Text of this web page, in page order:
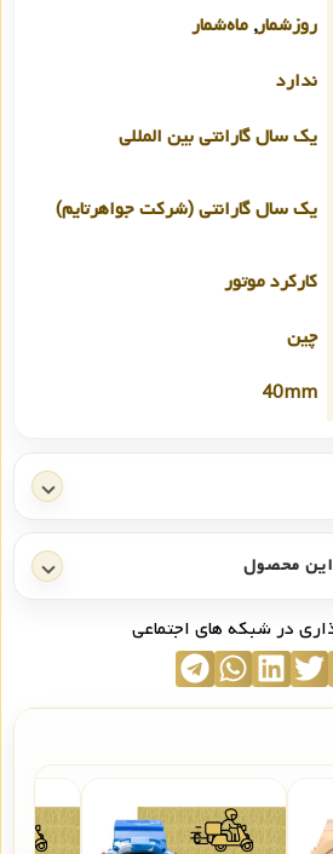
روزشمار, ماه‌شمار
ندارد
یک سال گارانتی بین المللی
یک سال گارانتی (شرکت جواهرتایم)
کارکرد موتور
چین
40mm
این محصول
در شبکه های اجتماعی